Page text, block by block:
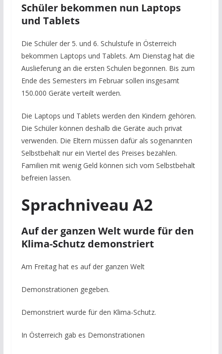
Schüler bekommen nun Laptops
und Tablets
Die Schüler der 5. und 6. Schulstufe in Österreich
bekommen Laptops und Tablets. Am Dienstag hat die
Auslieferung an die ersten Schulen begonnen. Bis zum
Ende des Semesters im Februar sollen insgesamt
150.000 Geräte verteilt werden.
Die Laptops und Tablets werden den Kindern gehören.
Die Schüler können deshalb die Geräte auch privat
verwenden. Die Eltern müssen dafür als sogenannten
Selbstbehalt nur ein Viertel des Preises bezahlen.
Familien mit wenig Geld können sich vom Selbstbehalt
befreien lassen.
Sprachniveau A2
Auf der ganzen Welt wurde für den
Klima-Schutz demonstriert
Am Freitag hat es auf der ganzen Welt
Demonstrationen gegeben.
Demonstriert wurde für den Klima-Schutz.
In Österreich gab es Demonstrationen